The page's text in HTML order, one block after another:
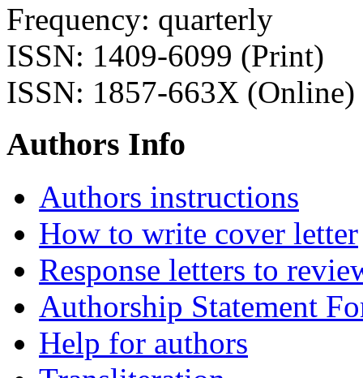
Frequency: quarterly
ISSN: 1409-6099 (Print)
ISSN: 1857-663X (Online)
Authors Info
Authors instructions
How to write cover letter
Response letters to
Authorship Statement
Help for authors